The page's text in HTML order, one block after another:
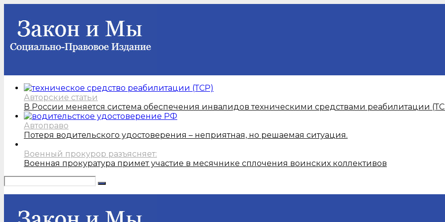
Авторские статьи
В России меняется система обеспечения инвалидов техническими средствами реабилитации
Автоправо
Потеря водительского удостоверения – неприятная, но решаемая ситуация.
Военный прокурор разъясняет:
Военная прокуратура примет участие в месячнике сплочения воинских коллективов